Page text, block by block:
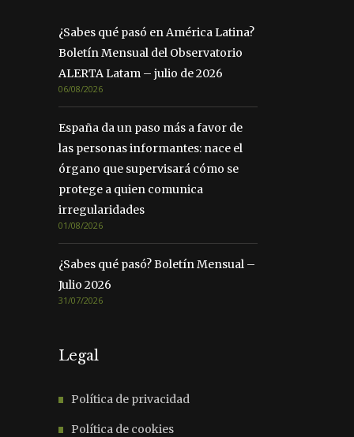
¿Sabes qué pasó en América Latina?
Boletín Mensual del Observatorio
ALERTA Latam – julio de 2026
06/08/2026
España da un paso más a favor de
las personas informantes: nace el
órgano que supervisará cómo se
protege a quien comunica
irregularidades
01/08/2026
¿Sabes qué pasó? Boletín Mensual –
Julio 2026
31/07/2026
Legal
Política de privacidad
Política de cookies